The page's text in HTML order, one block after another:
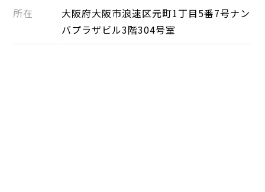
所在
大阪府大阪市浪速区元町1丁目5番7号ナン
バプラザビル3階304号室